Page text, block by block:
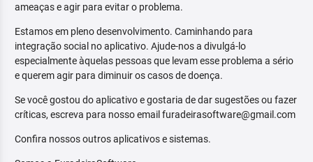
ameaças e agir para evitar o problema.
Estamos em pleno desenvolvimento. Caminhando para
integração social no aplicativo. Ajude-nos a divulgá-lo
especialmente àquelas pessoas que levam esse problema a sério
e querem agir para diminuir os casos de doença.
Se você gostou do aplicativo e gostaria de dar sugestões ou fazer
críticas, escreva para nosso email furadeirasoftware@gmail.com
Confira nossos outros aplicativos e sistemas.